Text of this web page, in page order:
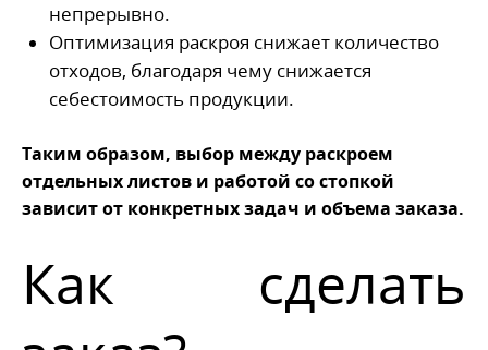
непрерывно.
Оптимизация раскроя снижает количество
отходов, благодаря чему снижается
себестоимость продукции.
Таким образом, выбор между раскроем
отдельных листов и работой со стопкой
зависит от конкретных задач и объема заказа.
Как сделать